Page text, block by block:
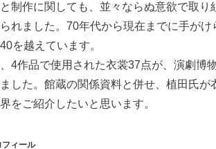
制作に関しても、並々ならぬ意欲で取り
れました。70年代から現在までに手がけ
を越えています。
4作品で使用された衣裳37点が、演劇博
した。館蔵の関係資料と併せ、植田氏が
をご紹介したいと思います。
フィール